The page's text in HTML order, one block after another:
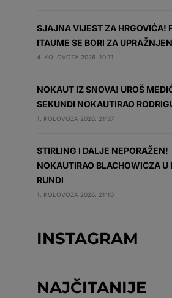
SJAJNA VIJEST ZA HRGOVIĆA!
ITAUME SE BORI ZA
4. KOLOVOZA 2026. 10:11
NOKAUT IZ SNOVA! UROŠ
SEKUNDI NOKAUTIRAO
1. KOLOVOZA 2026. 21:37
STIRLING I DALJE NEPORAŽEN!
NOKAUTIRAO BLACHOWICZA U
RUNDI
1. KOLOVOZA 2026. 21:10
INSTAGRAM
NAJČITANIJE